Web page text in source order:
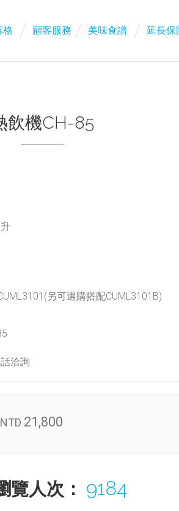
格 顧客服務 美味食譜 延長保
飲機CH-85
(另可選購搭配CUML3101B)
洽詢
NTD 21,800
覽人次： 9184